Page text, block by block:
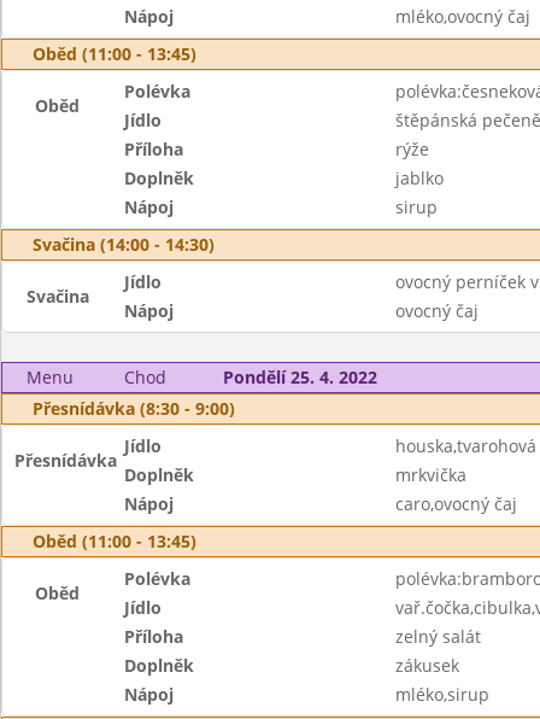
Nápoj
mléko,ovocný čaj
Oběd (11:00 - 13:45)
Oběd
Polévka
Jídlo
štěpánská pečeně
Příloha
rýže
Doplněk
jablko
Nápoj
sirup
Svačina (14:00 - 14:30)
Svačina
Jídlo
ovocný perníček
Nápoj
ovocný čaj
Menu Chod
Pondělí 25. 4. 2022
Přesnídávka (8:30 - 9:00)
Přesnídávka
Jídlo
Doplněk
mrkvička
Nápoj
caro,ovocný čaj
Oběd (11:00 - 13:45)
Oběd
Polévka
Jídlo
Příloha
zelný salát
Doplněk
zákusek
Nápoj
mléko,sirup